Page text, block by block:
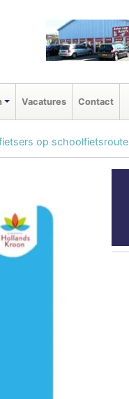
Vacatures Contact
op schoolfietsroute